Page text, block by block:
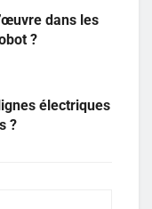
dans les
?
électriques
?